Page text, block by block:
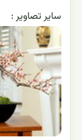
ساير تصاوير :